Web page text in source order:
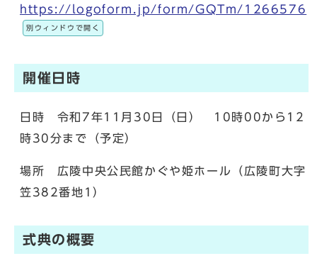
https://logoform.jp/form/GQTm/1266576
別ウィンドウで開く
開催日時
日時 令和7年11月30日（日） 10時00から12
時30分まで（予定）
場所 広陵中央公民館かぐや姫ホール（広陵町大字
笠382番地1）
式典の概要